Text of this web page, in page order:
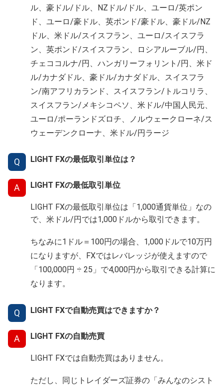
ル、豪ドル/ドル、NZドル/ドル、ユーロ/英ポン
ド、ユーロ/豪ドル、英ポンド/豪ドル、豪ドル/NZ
ドル、米ドル/スイスフラン、ユーロ/スイスフラ
ン、英ポンド/スイスフラン、ロシアルーブル/円、
チェココルナ/円、ハンガリーフォリント/円、米ド
ル/カナダドル、豪ドル/カナダドル、スイスフラ
ン/南アフリカランド、スイスフラン/トルコリラ、
スイスフラン/メキシコペソ、米ドル/中国人民元、
ユーロ/ポーランドズロチ、ノルウェークローネ/ス
ウェーデンクローナ、米ドル/円ラージ
Q LIGHT FXの最低取引単位は？
A LIGHT FXの最低取引単位
LIGHT FXの最低取引単位は「1,000通貨単位」なの
で、米ドル/円では1,000ドルから取引できます。
ちなみに1ドル＝100円の場合、1,000ドルで10万円
になりますが、FXではレバレッジが使えますので
「100,000円 ÷ 25」で4,000円から取引できる計算に
なります。
Q LIGHT FXで自動売買はできますか？
A LIGHT FXの自動売買
LIGHT FXでは自動売買はありません。
ただし、同じトレイダーズ証券の「みんなのシスト